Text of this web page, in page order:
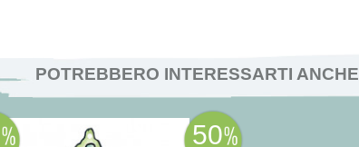
POTREBBERO INTERESSARTI ANCHE
50